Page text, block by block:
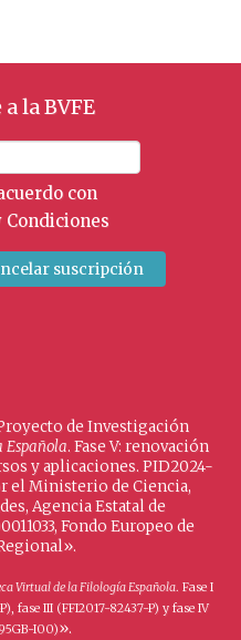
la BVFE
con
de Investigación
. Fase V: renovación
y aplicaciones. PID2024-
el Ministerio de Ciencia,
Agencia Estatal de
Fondo Europeo de
Virtual de la Filología Española. Fase I
fase III (FFI2017-82437-P) y fase IV
I00)».